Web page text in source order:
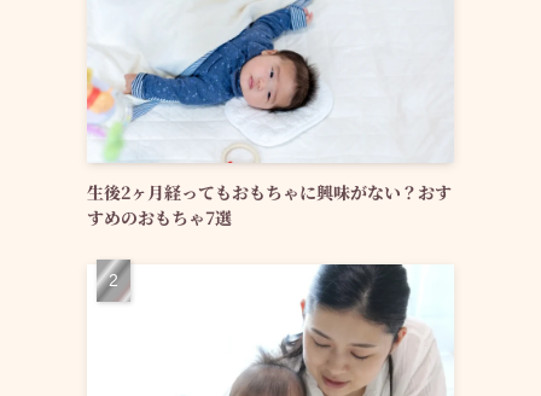
生後2ヶ月経ってもおもちゃに興味がない？おす
すめのおもちゃ7選